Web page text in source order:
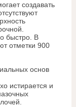
создавать
быстро. В
отметки 900
основ
истирается и